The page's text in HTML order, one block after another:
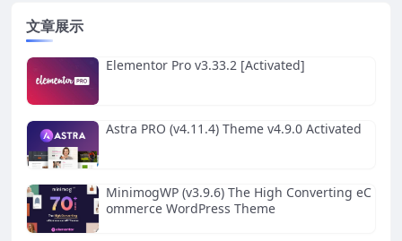
文章展示
Elementor Pro v3.33.2 [Activated]
Astra PRO (v4.11.4) Theme v4.9.0 Activated
MinimogWP (v3.9.6) The High Converting eC
ommerce WordPress Theme